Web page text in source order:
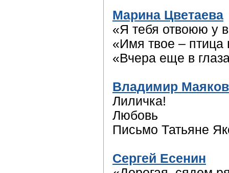
Марина Цветаева
«Я тебя отвоюю у
«Имя твое –
«Вчера еще в
Владимир
Лиличка!
Любовь
Письмо Татьяне
Сергей Есенин